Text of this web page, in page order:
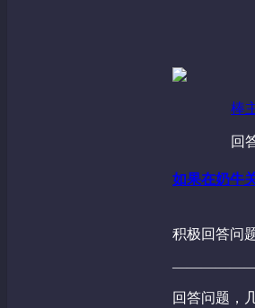
棒
回
如果在奶牛
积极回答问
回答问题，